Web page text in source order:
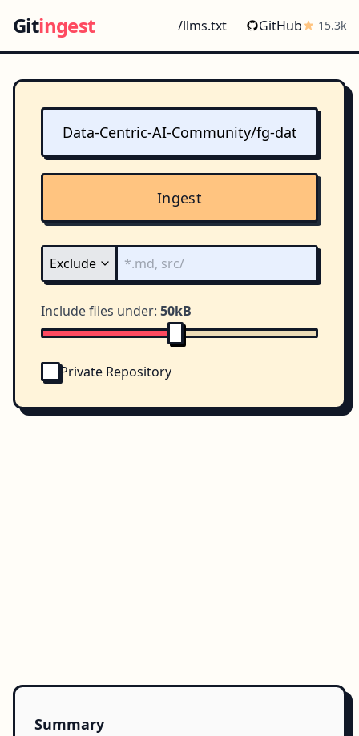
Gitingest /llms.txt GitHub 15.3k
Ingest
Include files under: 50kB
Private Repository
Summary